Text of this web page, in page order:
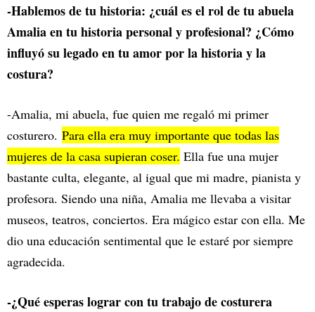
-Hablemos de tu historia: ¿cuál es el rol de tu abuela
Amalia en tu historia personal y profesional? ¿Cómo
influyó su legado en tu amor por la historia y la
costura?
-Amalia, mi abuela, fue quien me regaló mi primer
costurero. Para ella era muy importante que todas las
mujeres de la casa supieran coser. Ella fue una mujer
bastante culta, elegante, al igual que mi madre, pianista y
profesora. Siendo una niña, Amalia me llevaba a visitar
museos, teatros, conciertos. Era mágico estar con ella. Me
dio una educación sentimental que le estaré por siempre
agradecida.
-¿Qué esperas lograr con tu trabajo de costurera